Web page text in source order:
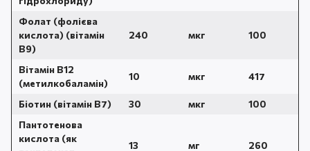
Фолат (фолієва
кислота) (вітамін
В9)
240 мкг 100
Вітамін В12
(метилкобаламін)
10 мкг 417
Біотин (вітамін В7) 30 мкг
100
Пантотенова
кислота (як
13 мг 260